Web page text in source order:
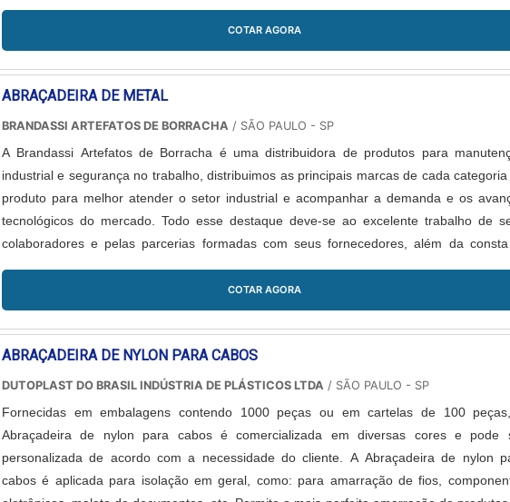
em comprar organizador clip autoadesivo, deve-se ter a exatidão em orçar com
que prezam por produtos e serviços que tenham ótima qualidade e precisão,
primordiais que são deixados de lado por muitas empresas que não focam na
do cliente.ONDE COMPRAR ORGANIZADOR CLIP AUTOADESIVOAinda com uma
analítica sobre comprar organizador clip autoadesivo, mais do que visar
características simples mas que mostram o comprometimento da empresa com
clientes. Boas razões pelas quais a MZ PLASTIC é a melhor opção no segmento
buscar por comprar organizador clip auto adesivo:Equipe de alta
comprometida com os serviços e inovadora, qualificações construídas por focar
possui tecnologia própria na fabricação de produtos plásticos. Tudo isso, somado a
de alta qualidade e profissionais com vasta experiência nas diversas áreas de
garante uma entrega de excelência de ponta a ponta..
COTAR AGORA
ABRAÇADEIRA DE METAL
BRANDASSI ARTEFATOS DE BORRACHA / SÃO PAULO - SP
A Brandassi Artefatos de Borracha é uma distribuidora de produtos para
industrial e segurança no trabalho, distribuimos as principais marcas de cada
produto para melhor atender o setor industrial e acompanhar a demanda e os
tecnológicos do mercado. Todo esse destaque deve-se ao excelente trabalho de
colaboradores e pelas parcerias formadas com seus fornecedores, além da
COTAR AGORA
ABRAÇADEIRA DE NYLON PARA CABOS
DUTOPLAST DO BRASIL INDÚSTRIA DE PLÁSTICOS LTDA / SÃO PAULO - SP
Fornecidas em embalagens contendo 1000 peças ou em cartelas de 100
Abraçadeira de nylon para cabos é comercializada em diversas cores e pode
personalizada de acordo com a necessidade do cliente. A Abraçadeira de nylon
cabos é aplicada para isolação em geral, como: para amarração de fios,